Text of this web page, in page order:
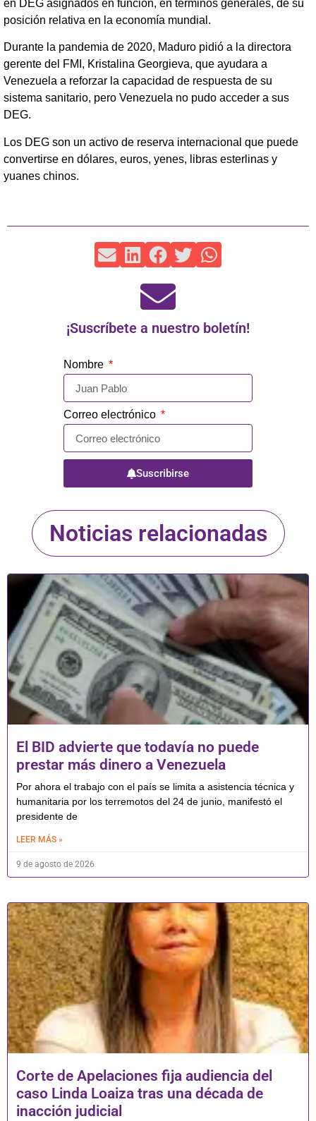
en DEG asignados en función, en términos generales, de su
posición relativa en la economía mundial.
Durante la pandemia de 2020, Maduro pidió a la directora
gerente del FMI, Kristalina Georgieva, que ayudara a
Venezuela a reforzar la capacidad de respuesta de su
sistema sanitario, pero Venezuela no pudo acceder a sus
DEG.
Los DEG son un activo de reserva internacional que puede
convertirse en dólares, euros, yenes, libras esterlinas y
yuanes chinos.
¡Suscríbete a nuestro boletín!
Nombre
Correo electrónico
Suscribirse
Noticias relacionadas
El BID advierte que todavía no puede
prestar más dinero a Venezuela
Por ahora el trabajo con el país se limita a asistencia técnica y
humanitaria por los terremotos del 24 de junio, manifestó el
presidente de
LEER MÁS »
9 de agosto de 2026
Corte de Apelaciones fija audiencia del
caso Linda Loaiza tras una década de
inacción judicial